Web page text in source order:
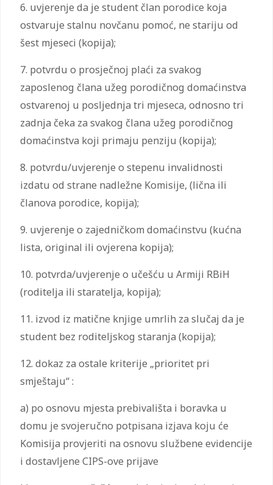
6. uvjerenje da je student član porodice koja
ostvaruje stalnu novčanu pomoć, ne stariju od
šest mjeseci (kopija);
7. potvrdu o prosječnoj plaći za svakog
zaposlenog člana užeg porodičnog domaćinstva
ostvarenoj u posljednja tri mjeseca, odnosno tri
zadnja čeka za svakog člana užeg porodičnog
domaćinstva koji primaju penziju (kopija);
8. potvrdu/uvjerenje o stepenu invalidnosti
izdatu od strane nadležne Komisije, (lična ili
članova porodice, kopija);
9. uvjerenje o zajedničkom domaćinstvu (kućna
lista, original ili ovjerena kopija);
10. potvrda/uvjerenje o učešću u Armiji RBiH
(roditelja ili staratelja, kopija);
11. izvod iz matične knjige umrlih za slučaj da je
student bez roditeljskog staranja (kopija);
12. dokaz za ostale kriterije „prioritet pri
smještaju“ :
a) po osnovu mjesta prebivališta i boravka u
domu je svojeručno potpisana izjava koju će
Komisija provjeriti na osnovu službene evidencije
i dostavljene CIPS-ove prijave